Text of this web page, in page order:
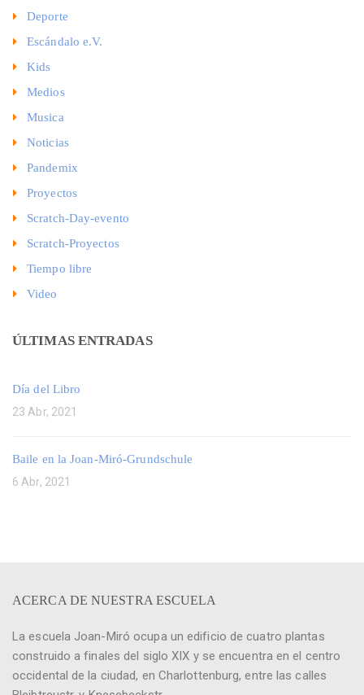
Deporte
Escándalo e.V.
Kids
Medios
Musica
Noticias
Pandemix
Proyectos
Scratch-Day-evento
Scratch-Proyectos
Tiempo libre
Video
ÚLTIMAS ENTRADAS
Día del Libro
23 Abr, 2021
Baile en la Joan-Miró-Grundschule
6 Abr, 2021
ACERCA DE NUESTRA ESCUELA
La escuela Joan-Miró ocupa un edificio de cuatro plantas
construido a finales del siglo XIX y se encuentra en el centro
occidental de la ciudad, en Charlottenburg, entre las calles